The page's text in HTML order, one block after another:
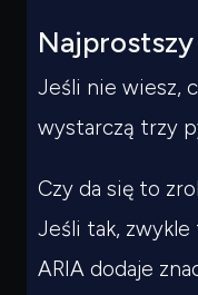
Jeśli nie wiesz,
wystarczą trzy
Czy da się to
Jeśli tak, zwykle
ARIA dodaje